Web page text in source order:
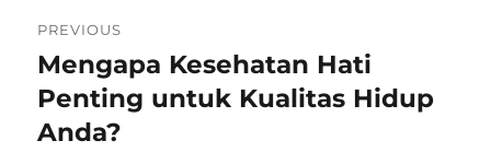
navigation
PREVIOUS
Previous
post:
Mengapa Kesehatan Hati
Penting untuk Kualitas Hidup
Anda?